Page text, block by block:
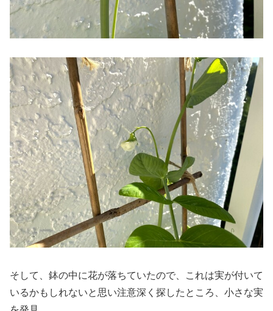
そして、鉢の中に花が落ちていたので、これは実が付いて
いるかもしれないと思い注意深く探したところ、小さな実